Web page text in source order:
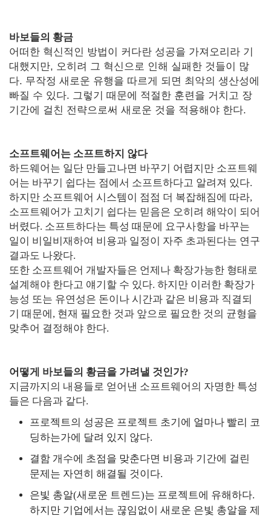
바보들의 황금
어떠한 혁신적인 방법이 커다란 성공을 가져오리라 기
대했지만, 오히려 그 혁신으로 인해 실패한 것들이 많
다. 무작정 새로운 유행을 따르게 되면 최악의 생산성에
빠질 수 있다. 그렇기 때문에 적절한 훈련을 거치고 장
기간에 걸친 전략으로써 새로운 것을 적용해야 한다.
소프트웨어는 소프트하지 않다
하드웨어는 일단 만들고나면 바꾸기 어렵지만 소프트웨
어는 바꾸기 쉽다는 점에서 소프트하다고 알려져 있다.
하지만 소프트웨어 시스템이 점점 더 복잡해짐에 따라,
소프트웨어가 고치기 쉽다는 믿음은 오히려 해악이 되어
버렸다. 소프트하다는 특성 때문에 요구사항을 바꾸는
일이 비일비재하여 비용과 일정이 자주 초과된다는 연구
결과도 나왔다.
또한 소프트웨어 개발자들은 언제나 확장가능한 형태로
설계해야 한다고 얘기할 수 있다. 하지만 이러한 확장가
능성 또는 유연성은 돈이나 시간과 같은 비용과 직결되
기 때문에, 현재 필요한 것과 앞으로 필요한 것의 균형을
맞추어 결정해야 한다.
어떻게 바보들의 황금을 가려낼 것인가?
지금까지의 내용들로 얻어낸 소프트웨어의 자명한 특성
들은 다음과 같다.
프로젝트의 성공은 프로젝트 초기에 얼마나 빨리 코
딩하는가에 달려 있지 않다.
결함 개수에 초점을 맞춘다면 비용과 기간에 걸린
문제는 자연히 해결될 것이다.
은빛 총알(새로운 트렌드)는 프로젝트에 유해하다.
하지만 기업에서는 끊임없이 새로운 은빛 총알을 제